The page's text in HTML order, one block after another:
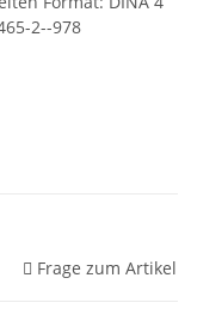
2--978
Frage zum Artikel